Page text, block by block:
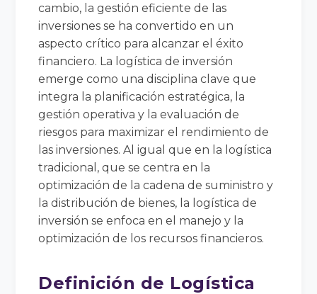
cambio, la gestión eficiente de las
inversiones se ha convertido en un
aspecto crítico para alcanzar el éxito
financiero. La logística de inversión
emerge como una disciplina clave que
integra la planificación estratégica, la
gestión operativa y la evaluación de
riesgos para maximizar el rendimiento de
las inversiones. Al igual que en la logística
tradicional, que se centra en la
optimización de la cadena de suministro y
la distribución de bienes, la logística de
inversión se enfoca en el manejo y la
optimización de los recursos financieros.
Definición de Logística